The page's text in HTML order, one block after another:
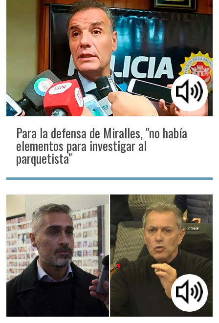
Para la defensa de Miralles, "no había
elementos para investigar al
parquetista"